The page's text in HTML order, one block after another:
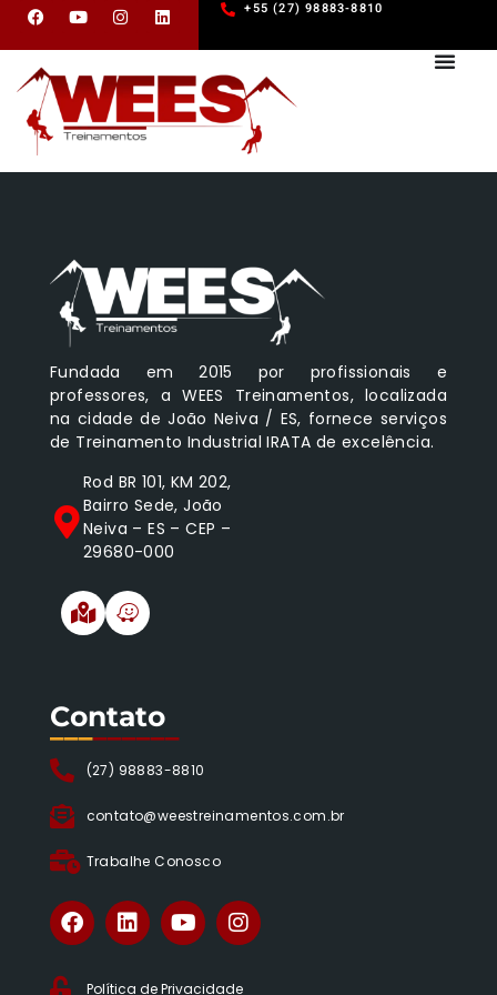
+55 (27) 98883-8810
Fundada em 2015 por profissionais e
professores, a WEES Treinamentos, localizada
na cidade de João Neiva / ES, fornece serviços
de Treinamento Industrial IRATA de excelência.
Rod BR 101, KM 202,
Bairro Sede, João
Neiva – ES – CEP –
29680-000
Contato
(27) 98883-8810
contato@weestreinamentos.com.br
Trabalhe Conosco
_________
Política de Privacidade